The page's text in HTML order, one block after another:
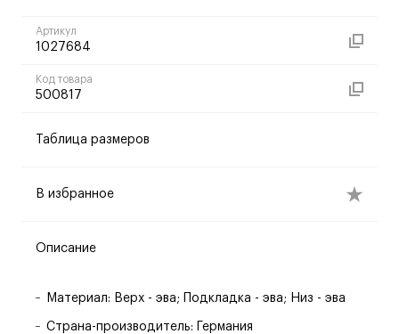
Артикул
1027684
Код товара
500817
Таблица размеров
В избранное
Описание
Материал: Верх - эва; Подкладка - эва; Низ - эва
Страна-производитель: Германия